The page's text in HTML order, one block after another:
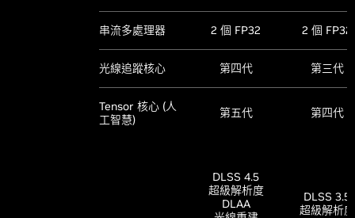
串流多處理器 2 個 FP32 2 個 FP32
光線追蹤核心 第四代 第三代
Tensor 核心 (人
工智慧)
第五代 第四代
DLSS 4.5
超級解析度
DLAA
DLSS 3.5
超級解析度